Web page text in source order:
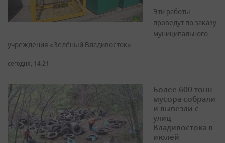
Эти работы
проведут по заказу
муниципального
учреждения «Зелёный Владивосток»
сегодня, 14:21
Более 600 тонн
мусора собрали
и вывезли с
улиц
Владивостока в
июлей